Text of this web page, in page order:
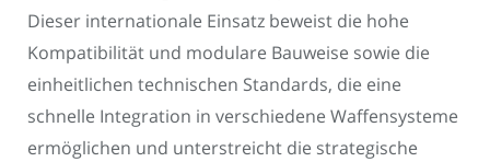
Dieser internationale Einsatz beweist die hohe
Kompatibilität und modulare Bauweise sowie die
einheitlichen technischen Standards, die eine
schnelle Integration in verschiedene Waffensysteme
ermöglichen und unterstreicht die strategische